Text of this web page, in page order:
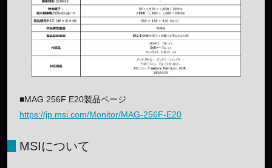
■MAG 256F E20製品ページ
https://jp.msi.com/Monitor/MAG-256F-E20
MSIについて